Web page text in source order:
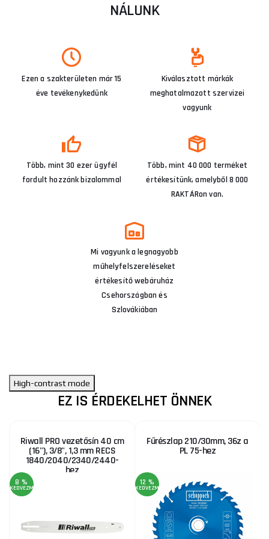
NÁLUNK
Ezen a szakterületen már 15
éve tevékenykedünk
Kiválasztott márkák
meghatalmazott szervizei
vagyunk
Több, mint 30 ezer ügyfél
fordult hozzánk bizalommal
Több, mint 40 000 terméket
értékesítünk, amelyből 8 000
RAKTÁRon van.
Mi vagyunk a legnagyobb
műhelyfelszereléseket
értékesítő webáruház
Csehországban és
Szlovákiában
High-contrast mode
EZ IS ÉRDEKELHET ÖNNEK
Riwall PRO vezetősín 40 cm
(16"), 3/8", 1,3 mm RECS
1840/2040/2340/2440-
hez
8 %
KEDVEZMÉNY
Fűrészlap 210/30mm, 36z a
PL 75-hez
12 %
KEDVEZMÉNY